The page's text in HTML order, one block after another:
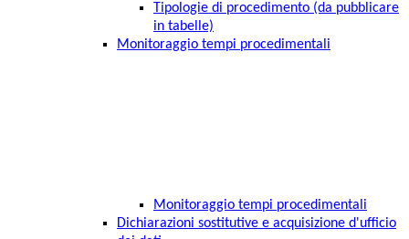
Tipologie di procedimento (da pubblicare
in tabelle)
Monitoraggio tempi procedimentali
Monitoraggio tempi procedimentali
Dichiarazioni sostitutive e acquisizione d'ufficio